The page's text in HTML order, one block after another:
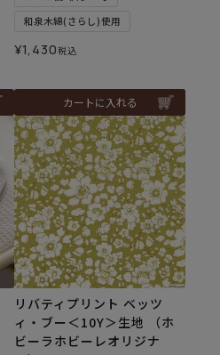
和泉木綿(さらし)使用
¥1,430税込
カートに入れる
リバティプリント ベッツ
ィ・ブー＜10Y＞生地 （ホ
ビーラホビーレオリジナ